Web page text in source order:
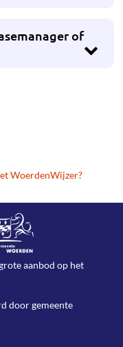
of
WoerdenWijzer?
aanbod op het
doorgemeente